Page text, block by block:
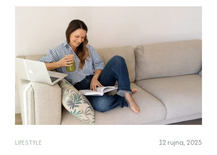
LIFESTYLE 12 rujna, 2025